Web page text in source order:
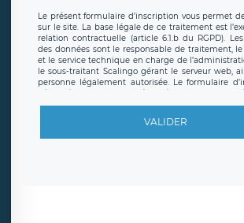
Le présent formulaire d’inscription vous permet
sur le site. La base légale de ce traitement est
relation contractuelle (article 6.1.b du RGPD).
des données sont le responsable de traitement,
et le service technique en charge de
le sous-traitant Scalingo gérant le serveur web,
personne légalement autorisée. Le formulaire
offrant desclauses de protection conformes
en sollicite la suppression, étant entendu que
demander la suppression de vos données
VALIDER